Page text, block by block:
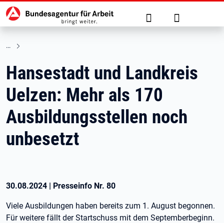
zu den Hauptinhalten springen
Hauptnavigation Suche Anmelden
Hansestadt und Landkreis
Uelzen: Mehr als 170
Ausbildungsstellen noch
unbesetzt
30.08.2024 | Presseinfo Nr. 80
Viele Ausbildungen haben bereits zum 1. August begonnen.
Für weitere fällt der Startschuss mit dem Septemberbeginn.